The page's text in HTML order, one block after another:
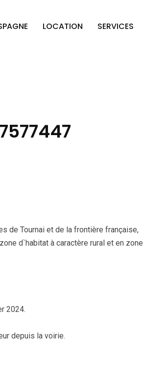
LOCATION SERVICES
de Tournai et de la frontière française,
d`habitat à caractère rural et en zone
2024.
depuis la voirie.